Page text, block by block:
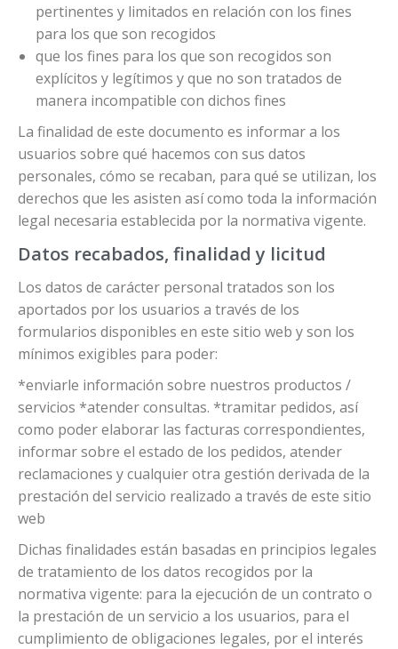
pertinentes y limitados en relación con los fines
para los que son recogidos
que los fines para los que son recogidos son
explícitos y legítimos y que no son tratados de
manera incompatible con dichos fines
La finalidad de este documento es informar a los
usuarios sobre qué hacemos con sus datos
personales, cómo se recaban, para qué se utilizan, los
derechos que les asisten así como toda la información
legal necesaria establecida por la normativa vigente.
Datos recabados, finalidad y licitud
Los datos de carácter personal tratados son los
aportados por los usuarios a través de los
formularios disponibles en este sitio web y son los
mínimos exigibles para poder:
*enviarle información sobre nuestros productos /
servicios *atender consultas. *tramitar pedidos, así
como poder elaborar las facturas correspondientes,
informar sobre el estado de los pedidos, atender
reclamaciones y cualquier otra gestión derivada de la
prestación del servicio realizado a través de este sitio
web
Dichas finalidades están basadas en principios legales
de tratamiento de los datos recogidos por la
normativa vigente: para la ejecución de un contrato o
la prestación de un servicio a los usuarios, para el
cumplimiento de obligaciones legales, por el interés